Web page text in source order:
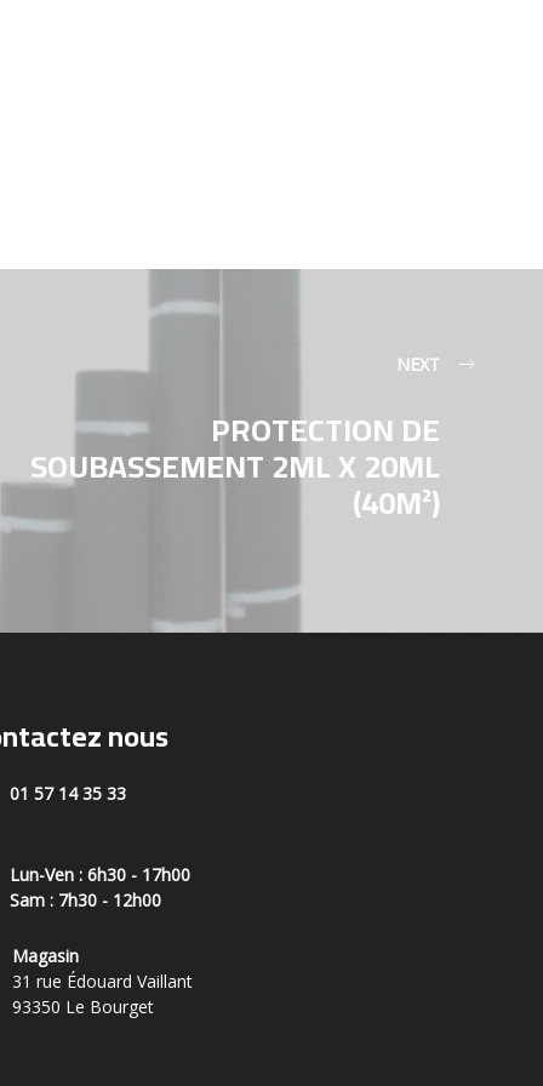
NEXT
PROTECTION DE
SOUBASSEMENT 2ML X 20ML
(40M²)
nous
01 57 14 35 33
Lun-Ven : 6h30 - 17h00
Sam : 7h30 - 12h00
Magasin
31 rue Édouard Vaillant
93350 Le Bourget